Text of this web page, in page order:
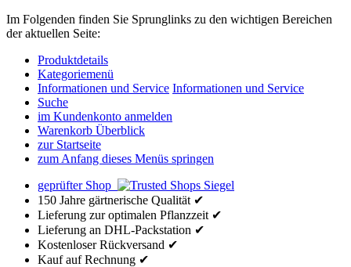
Im Folgenden finden Sie Sprunglinks zu den wichtigen Bereichen
der aktuellen Seite:
Produktdetails
Kategoriemenü
Informationen und Service Informationen und Service
Suche
im Kundenkonto anmelden
Warenkorb Überblick
zur Startseite
zum Anfang dieses Menüs springen
geprüfter Shop
150 Jahre gärtnerische Qualität ✔
Lieferung zur optimalen Pflanzzeit ✔
Lieferung an DHL-Packstation ✔
Kostenloser Rückversand ✔
Kauf auf Rechnung ✔